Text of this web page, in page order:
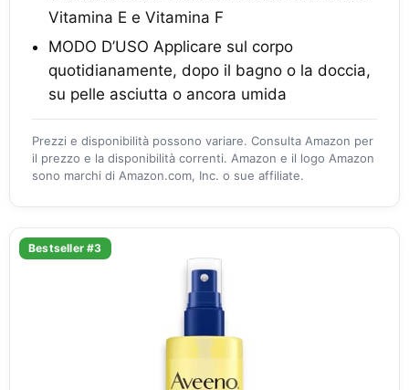
Vitamina E e Vitamina F
MODO D’USO Applicare sul corpo
quotidianamente, dopo il bagno o la doccia,
su pelle asciutta o ancora umida
Prezzi e disponibilità possono variare. Consulta Amazon per
il prezzo e la disponibilità correnti. Amazon e il logo Amazon
sono marchi di Amazon.com, Inc. o sue affiliate.
Bestseller #3